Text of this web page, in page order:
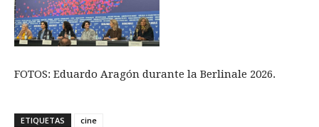
FOTOS: Eduardo Aragón durante la Berlinale 2026.
ETIQUETAS
cine